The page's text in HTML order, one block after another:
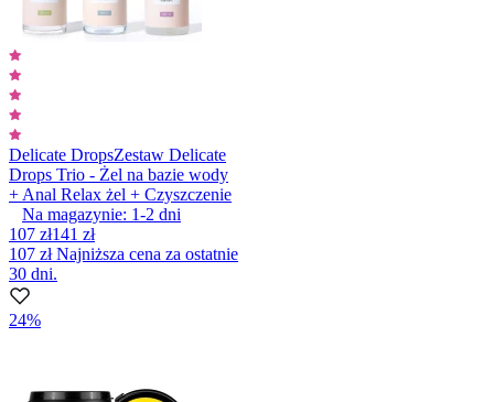
Delicate DropsZestaw Delicate
Drops Trio - Żel na bazie wody
+ Anal Relax żel + Czyszczenie
Na magazynie: 1-2 dni
107 zł141 zł
107 złNajniższa cena za ostatnie
30 dni.
24%